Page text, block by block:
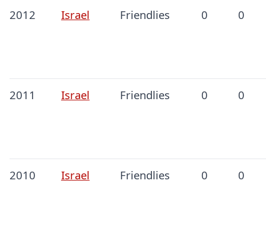
2012 Israel Friendlies 0 0
2011 Israel Friendlies 0 0
2010 Israel Friendlies 0 0